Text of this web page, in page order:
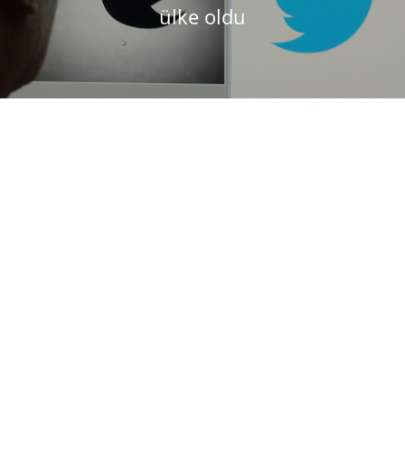
ülke oldu